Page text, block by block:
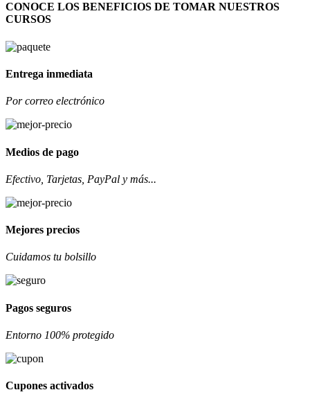
CONOCE LOS BENEFICIOS DE TOMAR NUESTROS
CURSOS
Entrega inmediata
Por correo electrónico
Medios de pago
Efectivo, Tarjetas, PayPal y más...
Mejores precios
Cuidamos tu bolsillo
Pagos seguros
Entorno 100% protegido
Cupones activados